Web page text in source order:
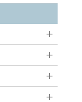
レスト
ッシュ
ッシュ